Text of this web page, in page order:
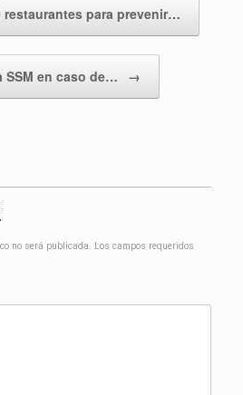
restaurantes para prevenir…
SSM en caso de… →
no será publicada.
Los campos requeridos